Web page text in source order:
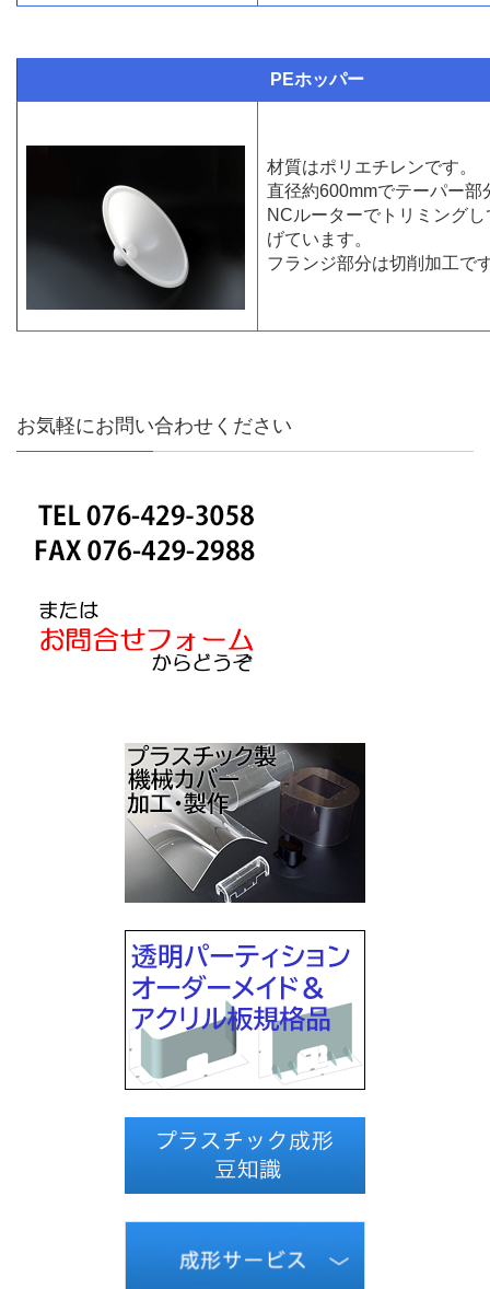
PEホッパー
材質はポリエチレンです。
直径約600mmでテーパー部
NCルーターでトリミング
げています。
フランジ部分は切削加工で
お気軽にお問い合わせください